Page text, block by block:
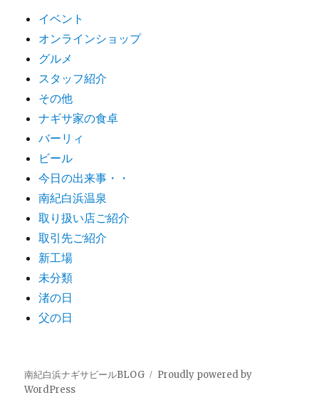
イベント
オンラインショップ
グルメ
スタッフ紹介
その他
ナギサ家の食卓
バーリィ
ビール
今日の出来事・・
南紀白浜温泉
取り扱い店ご紹介
取引先ご紹介
新工場
未分類
渚の日
父の日
南紀白浜ナギサビールBLOG
Proudly powered by
WordPress